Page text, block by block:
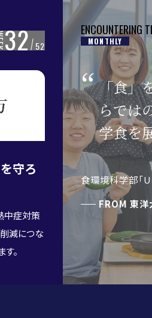
05 「総合知」教育
32 52
守ろ
中症対策
減につな
。
ENCOUNTERING
MONTHLY
「食」
らでは
学食を
のもと
ートし
食環境科学部「
FROM 東洋